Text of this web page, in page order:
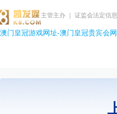
主管主办 ｜ 证监会法定信
澳门皇冠游戏网址-澳门皇冠贵宾会